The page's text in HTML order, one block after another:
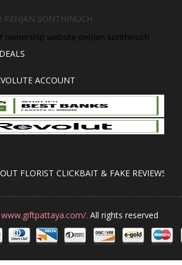
PENJAN SONTHINUCH
ownership website penjan sonthinuch
ACCOUNT
FLORIST CLICKBAIT & FAKE REVIEWS
www.giftpattaya.com/. All rights reserved